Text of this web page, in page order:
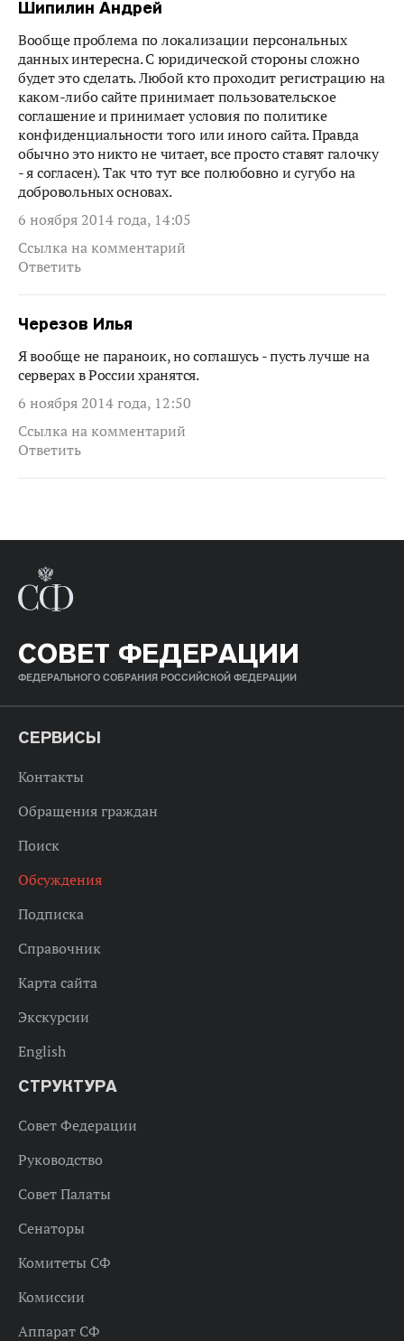
Шипилин Андрей
Вообще проблема по локализации персональных
данных интересна. С юридической стороны сложно
будет это сделать. Любой кто проходит регистрацию на
каком-либо сайте принимает пользовательское
соглашение и принимает условия по политике
конфиденциальности того или иного сайта. Правда
обычно это никто не читает, все просто ставят галочку
- я согласен). Так что тут все полюбовно и сугубо на
добровольных основах.
6 ноября 2014 года, 14:05
Ссылка на комментарий
Ответить
Черезов Илья
Я вообще не параноик, но соглашусь - пусть лучше на
серверах в России хранятся.
6 ноября 2014 года, 12:50
Ссылка на комментарий
Ответить
СОВЕТ ФЕДЕРАЦИИ
ФЕДЕРАЛЬНОГО СОБРАНИЯ РОССИЙСКОЙ ФЕДЕРАЦИИ
СЕРВИСЫ
Контакты
Обращения граждан
Поиск
Обсуждения
Подписка
Справочник
Карта сайта
Экскурсии
English
СТРУКТУРА
Совет Федерации
Руководство
Совет Палаты
Сенаторы
Комитеты СФ
Комиссии
Аппарат СФ